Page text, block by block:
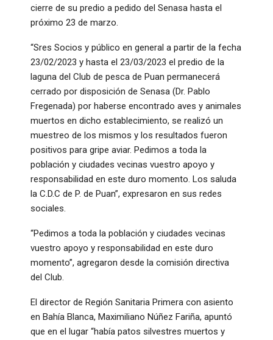
cierre de su predio a pedido del Senasa hasta el
próximo 23 de marzo.
“Sres Socios y público en general a partir de la fecha
23/02/2023 y hasta el 23/03/2023 el predio de la
laguna del Club de pesca de Puan permanecerá
cerrado por disposición de Senasa (Dr. Pablo
Fregenada) por haberse encontrado aves y animales
muertos en dicho establecimiento, se realizó un
muestreo de los mismos y los resultados fueron
positivos para gripe aviar. Pedimos a toda la
población y ciudades vecinas vuestro apoyo y
responsabilidad en este duro momento. Los saluda
la C.D.C de P. de Puan”, expresaron en sus redes
sociales.
“Pedimos a toda la población y ciudades vecinas
vuestro apoyo y responsabilidad en este duro
momento”, agregaron desde la comisión directiva
del Club.
El director de Región Sanitaria Primera con asiento
en Bahía Blanca, Maximiliano Núñez Fariña, apuntó
que en el lugar “había patos silvestres muertos y